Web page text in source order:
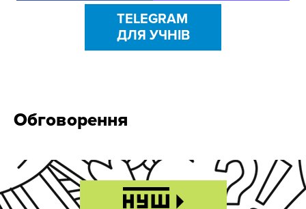
TELEGRAM
ДЛЯ УЧНІВ
Обговорення